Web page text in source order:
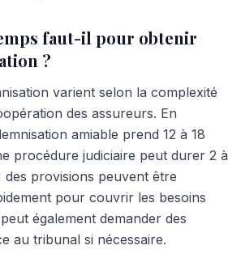
faut-il pour obtenir
?
varient selon la complexité
des assureurs. En
amiable prend 12 à 18
procédure judiciaire peut durer 2 à
des provisions peuvent être
pour couvrir les besoins
également demander des
au tribunal si nécessaire.